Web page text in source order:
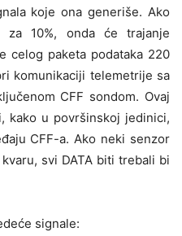
koje ona generiše. Ako
za 10%, onda će trajanje
celog paketa podataka 220
komunikaciji telemetrije sa
CFF sondom. Ovaj
kako u površinskoj jedinici,
CFF-a. Ako neki senzor
svi DATA biti trebali bi
signale: